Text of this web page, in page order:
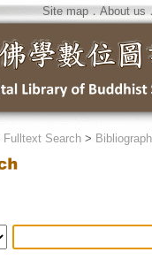
Site map．About us ．
Fulltext Search>